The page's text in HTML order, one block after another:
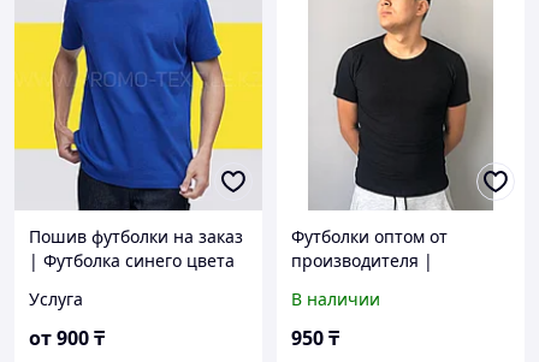
Пошив футболки на заказ
| Футболка синего цвета
Услуга
от900₸
Футболки оптом от
производителя |
под нанесение | Промо
футболки
В наличии
950₸